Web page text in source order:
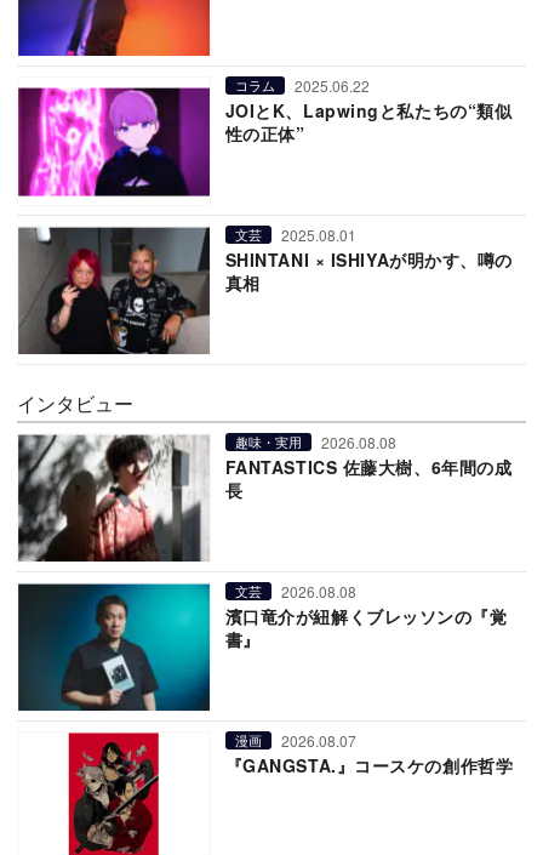
コラム 2025.06.22
JOIとK、Lapwingと私たちの“類似
性の正体”
文芸 2025.08.01
SHINTANI × ISHIYAが明かす、噂の
真相
インタビュー
趣味・実用 2026.08.08
FANTASTICS 佐藤大樹、6年間の成
長
文芸 2026.08.08
濱口竜介が紐解くブレッソンの『覚
書』
漫画 2026.08.07
『GANGSTA.』コースケの創作哲学